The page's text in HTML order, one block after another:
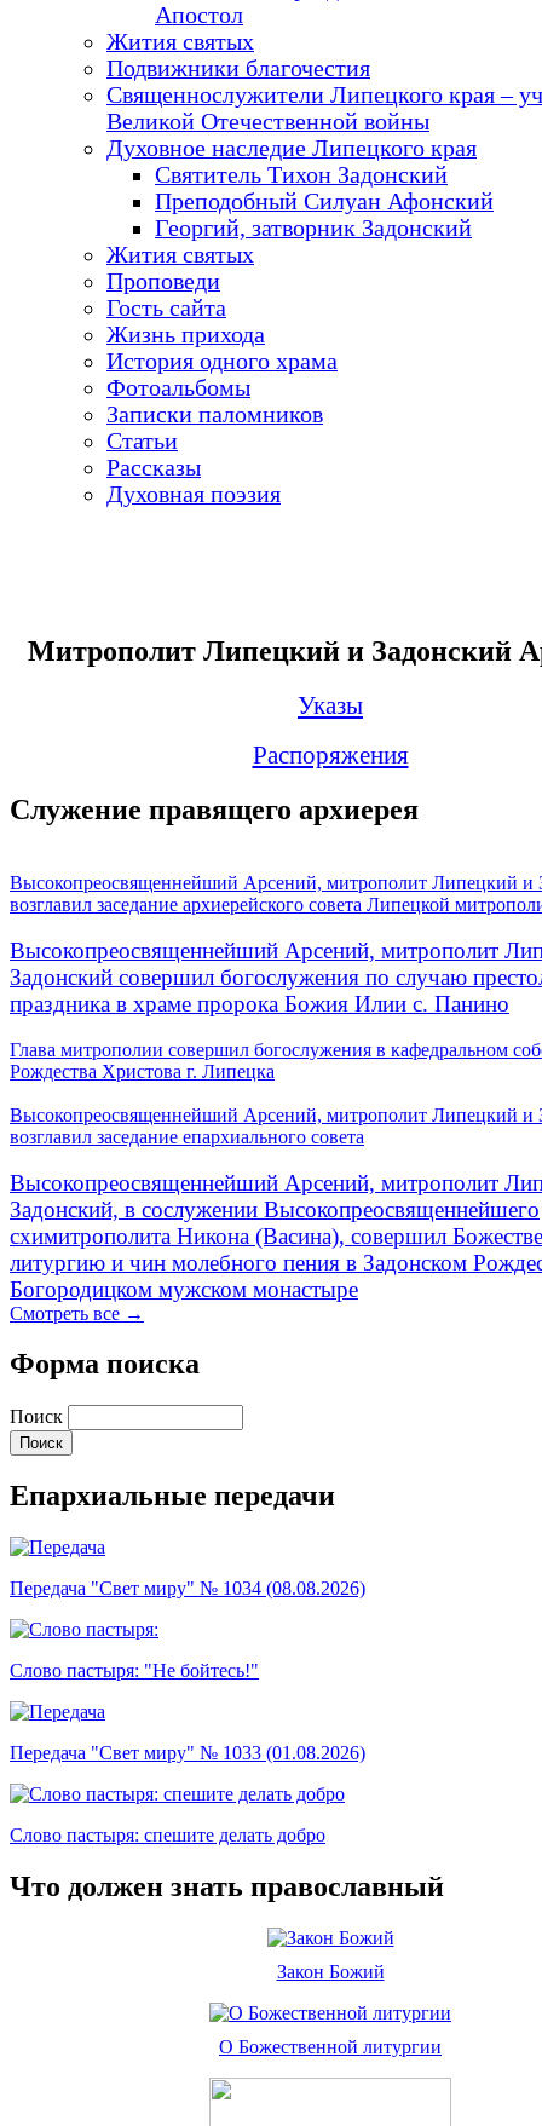
Апостол
Жития святых
Подвижники благочестия
Священнослужители Липецкого края –
Великой Отечественной войны
Духовное наследие Липецкого края
Святитель Тихон Задонский
Преподобный Силуан Афонский
Георгий, затворник Задонский
Жития святых
Проповеди
Гость сайта
Жизнь прихода
История одного храма
Фотоальбомы
Записки паломников
Статьи
Рассказы
Духовная поэзия
Митрополит Липецкий и Задонский
Указы
Распоряжения
Служение правящего архиерея
Высокопреосвященнейший Арсений, митрополит Липецкий и
возглавил заседание архиерейского совета Липецкой
Высокопреосвященнейший Арсений, митрополит
Задонский совершил богослужения по случаю
праздника в храме пророка Божия Илии с. Панино
Глава митрополии совершил богослужения в кафедральном
Рождества Христова г. Липецка
Высокопреосвященнейший Арсений, митрополит Липецкий и
возглавил заседание епархиального совета
Высокопреосвященнейший Арсений, митрополит
Задонский, в сослужении Высокопреосвященнейшего
схимитрополита Никона (Васина), совершил
литургию и чин молебного пения в Задонском
Богородицком мужском монастыре
Смотреть все →
Форма поиска
Поиск
Епархиальные передачи
Передача "Свет миру" № 1034 (08.08.2026)
Слово пастыря: "Не бойтесь!"
Передача "Свет миру" № 1033 (01.08.2026)
Слово пастыря: спешите делать добро
Что должен знать православный
Закон Божий
О Божественной литургии